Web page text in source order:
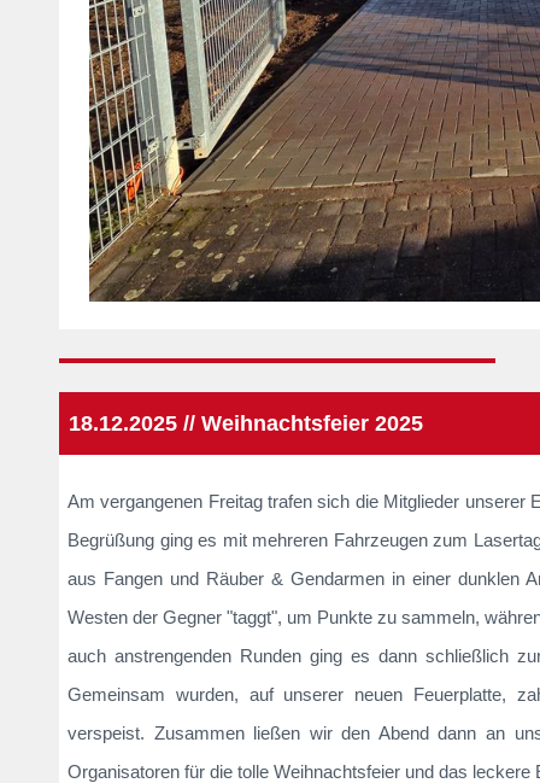
18.12.2025 // Weihnachtsfeier 2025
Am vergangenen Freitag trafen sich die Mitglieder unserer
Begrüßung ging es mit mehreren Fahrzeugen zum
aus Fangen und Räuber & Gendarmen in einer dunklen
Westen der Gegner "taggt", um Punkte zu sammeln,
auch anstrengenden Runden ging es dann schließlich
Gemeinsam wurden, auf unserer neuen Feuerplatte,
verspeist. Zusammen ließen wir den Abend dann an
Organisatoren für die tolle Weihnachtsfeier und das leckere